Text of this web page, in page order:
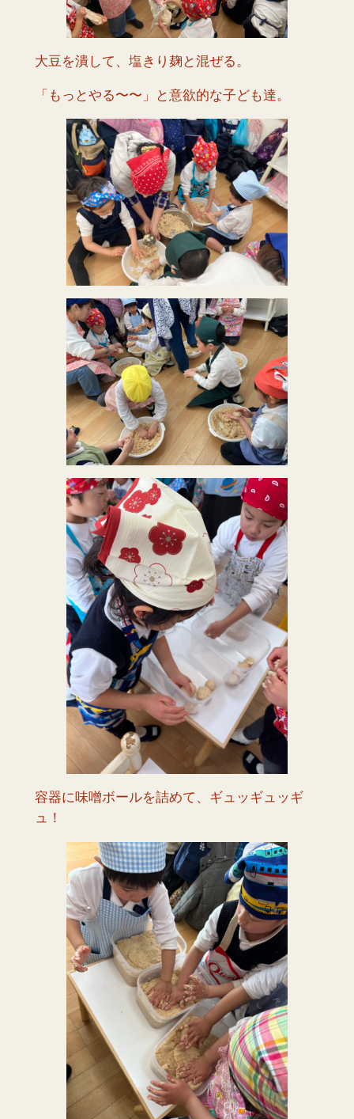
大豆を潰して、塩きり麹と混ぜる。
「もっとやる〜〜」と意欲的な子ども達。
容器に味噌ボールを詰めて、ギュッギュッギ
ュ！